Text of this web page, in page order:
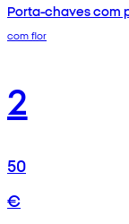
Porta-chaves com
com flor
2
50
€